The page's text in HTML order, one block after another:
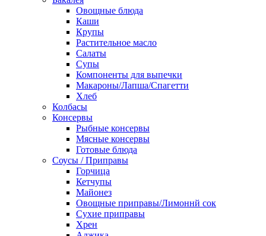
Овощные блюда
Каши
Крупы
Растительное масло
Салаты
Супы
Компоненты для выпечки
Макароны/Лапша/Спагетти
Хлеб
Колбасы
Консервы
Рыбные консервы
Мясные консервы
Готовые блюда
Соусы / Приправы
Горчица
Кетчупы
Майонез
Овощные приправы/Лимоннй сок
Сухие приправы
Хрен